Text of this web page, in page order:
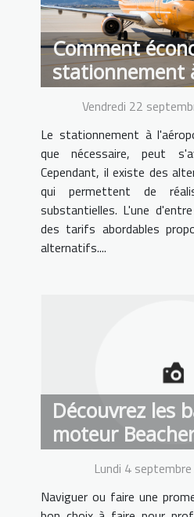
Comment
stationnement
de Marseille
tarifs bas
Vendredi 22
Le stationnement à
que nécessaire, peut
Cependant, il existe des
qui permettent de
substantielles. L'une
des tarifs abordables
alternatifs....
Découvrez les
moteur
rendre
promenades
Lundi 4
Naviguer ou faire une